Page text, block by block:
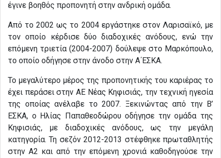
έγινε βοηθός προπονητή στην ανδρική ομάδα.
Από το 2002 ως το 2004 εργάστηκε στον Λαρισαϊκό, με
τον οποίο κέρδισε δύο διαδοχικές ανόδους, ενώ την
επόμενη τριετία (2004-2007) δούλεψε στο Μαρκόπουλο,
το οποίο οδήγησε στην άνοδο στην Α΄ΕΣΚΑ.
Το μεγαλύτερο μέρος της προπονητικής του καριέρας το
έχει περάσει στην ΑΕ Νέας Κηφισιάς, την τεχνική ηγεσία
της οποίας ανέλαβε το 2007. Ξεκινώντας από την Β’
ΕΣΚΑ, ο Ηλίας Παπαθεοδώρου οδήγησε την ομάδα της
Κηφισιάς, με διαδοχικές ανόδους, ως την μεγάλη
κατηγορία. Τη σεζόν 2012-2013 στέφθηκε πρωταθλητής
στην Α2 και από την επόμενη χρονιά καθοδηγούσε την